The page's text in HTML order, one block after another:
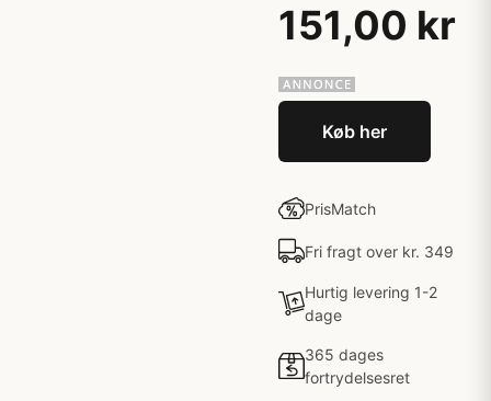
151,00 kr
Køb her
PrisMatch
Fri fragt over kr. 349
Hurtig levering 1-2
dage
365 dages
fortrydelsesret